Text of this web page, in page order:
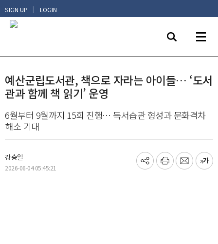
SIGN UP | LOGIN
예산군립도서관, 책으로 자라는 아이들… ‘도서
관과 함께 책 읽기’ 운영
6월부터 9월까지 15회 진행… 독서습관 형성과 문화격차
해소 기대
강승일
2026-06-04 05:45:21
기
프
메
글